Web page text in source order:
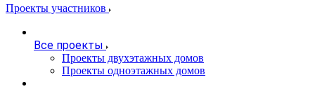
Проекты участников
Все проекты
Проекты двухэтажных домов
Проекты одноэтажных домов